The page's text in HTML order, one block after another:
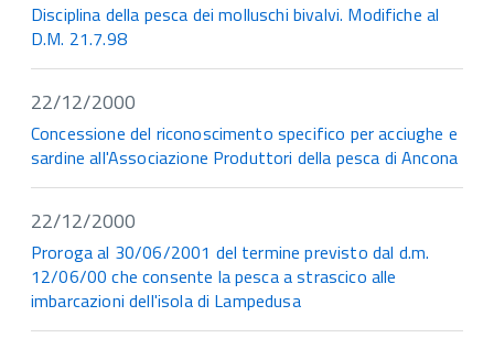
Disciplina della pesca dei molluschi bivalvi. Modifiche al
D.M. 21.7.98
22/12/2000
Concessione del riconoscimento specifico per acciughe e
sardine all'Associazione Produttori della pesca di Ancona
22/12/2000
Proroga al 30/06/2001 del termine previsto dal d.m.
12/06/00 che consente la pesca a strascico alle
imbarcazioni dell'isola di Lampedusa